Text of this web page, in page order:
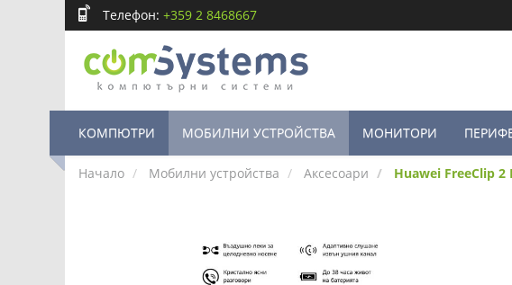
Телефон: +359 2 8468667
КОМПЮТРИ МОБИЛНИ УСТРОЙСТВА МОНИТОРИ
Начало Мобилни устройства Аксесоари Huawei FreeClip 2